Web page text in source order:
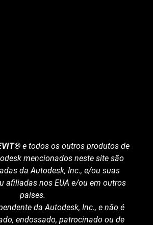
e todos os outros produtos de
mencionados neste site são
da Autodesk, Inc., e/ou suas
afiliadas nos EUA e/ou em outros
países.
da Autodesk, Inc., e não é
endossado, patrocinado ou de